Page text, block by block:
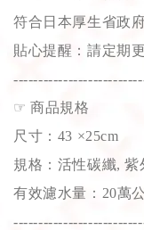
符合日本厚生省政
貼心提醒：請定期
☞ 商品規格
尺寸：43 ×25cm
規格：活性碳纖, 紫
有效濾水量：20萬